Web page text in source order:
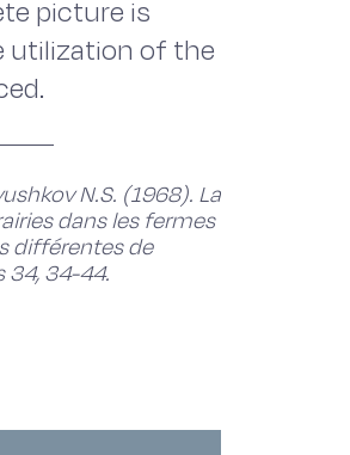
picture is
utilization of the
N.S. (1968). La
dans les fermes
différentes de
34, 34-44.